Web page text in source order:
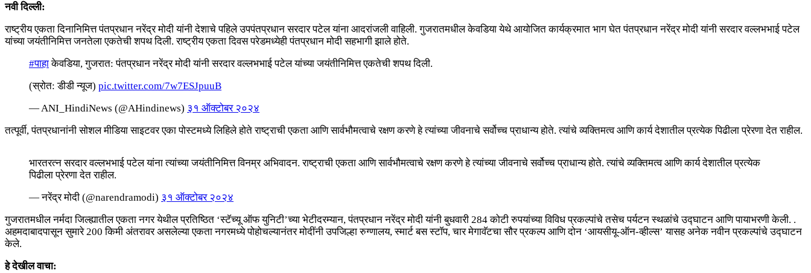
नवी दिल्ली:
राष्ट्रीय एकता दिनानिमित्त पंतप्रधान नरेंद्र मोदी यांनी देशाचे पहिले उपपंतप्रधान सरदार पटेल यांना आदरांजली वाहिली. गुजरातमधील केवडिया येथे आयोजित कार्यक्रमात भाग घेत पंतप्रधान नरेंद्र मोदी यांनी सरदार वल्लभभाई पटेल
यांच्या जयंतीनिमित्त जनतेला एकतेची शपथ दिली. राष्ट्रीय एकता दिवस परेडमध्येही पंतप्रधान मोदी सहभागी झाले होते.
#पाहाकेवडिया, गुजरात: पंतप्रधान नरेंद्र मोदी यांनी सरदार वल्लभभाई पटेल यांच्या जयंतीनिमित्त एकतेची शपथ दिली.
(स्रोत: डीडी न्यूज) pic.twitter.com/7w7ESJpuuB
— ANI_HindiNews (@AHindinews) ३१ ऑक्टोबर २०२४
तत्पूर्वी, पंतप्रधानांनी सोशल मीडिया साइटवर एका पोस्टमध्ये लिहिले होते राष्ट्राची एकता आणि सार्वभौमत्वाचे रक्षण करणे हे त्यांच्या जीवनाचे सर्वोच्च प्राधान्य होते. त्यांचे व्यक्तिमत्व आणि कार्य देशातील प्रत्येक पिढीला प्रेरणा देत राहील.
भारतरत्न सरदार वल्लभभाई पटेल यांना त्यांच्या जयंतीनिमित्त विनम्र अभिवादन. राष्ट्राची एकता आणि सार्वभौमत्वाचे रक्षण करणे हे त्यांच्या जीवनाचे सर्वोच्च प्राधान्य होते. त्यांचे व्यक्तिमत्व आणि कार्य देशातील प्रत्येक
पिढीला प्रेरणा देत राहील.
— नरेंद्र मोदी (@narendramodi) ३१ ऑक्टोबर २०२४
गुजरातमधील नर्मदा जिल्ह्यातील एकता नगर येथील प्रतिष्ठित ‘स्टॅच्यू ऑफ युनिटी’च्या भेटीदरम्यान, पंतप्रधान नरेंद्र मोदी यांनी बुधवारी 284 कोटी रुपयांच्या विविध प्रकल्पांचे तसेच पर्यटन स्थळांचे उद्घाटन आणि पायाभरणी केली. .
अहमदाबादपासून सुमारे 200 किमी अंतरावर असलेल्या एकता नगरमध्ये पोहोचल्यानंतर मोदींनी उपजिल्हा रुग्णालय, स्मार्ट बस स्टॉप, चार मेगावॅटचा सौर प्रकल्प आणि दोन ‘आयसीयू-ऑन-व्हील्स’ यासह अनेक नवीन प्रकल्पांचे उद्घाटन
केले.
हे देखील वाचा: